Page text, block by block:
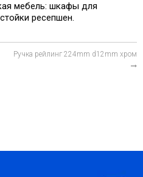
мебель: шкафы для
ресепшен.
Ручка рейлинг 224mm d12mm хром